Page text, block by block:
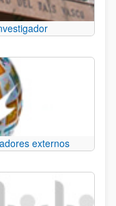
externos